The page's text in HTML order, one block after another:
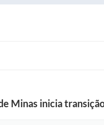
Minas inicia